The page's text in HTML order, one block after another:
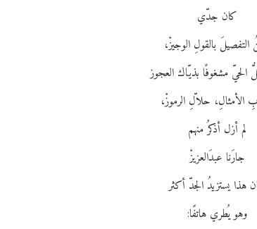
كان جدّي
التفصيلَ بالقولِ الوجيزْ،
مشغوفًا بذيّاك العجوز
الأمثالِ، حلاّلِ الرموزْ،
لم أزل أذكرُ منهم
جارَنا عبدَالعزيزْ
هذا يستزيدُ الجدّ أكثر
وهو يُطري هاتفًا: